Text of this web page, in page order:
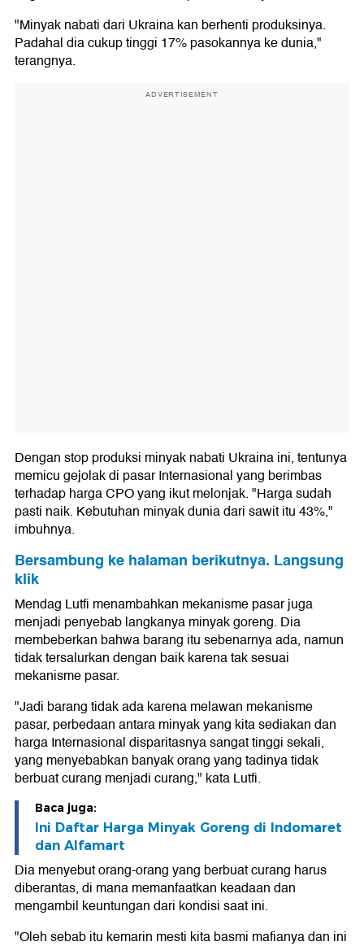
"Minyak nabati dari Ukraina kan berhenti produksinya.
Padahal dia cukup tinggi 17% pasokannya ke dunia,"
terangnya.
ADVERTISEMENT
Dengan stop produksi minyak nabati Ukraina ini, tentunya
memicu gejolak di pasar Internasional yang berimbas
terhadap harga CPO yang ikut melonjak. "Harga sudah
pasti naik. Kebutuhan minyak dunia dari sawit itu 43%,"
imbuhnya.
Bersambung ke halaman berikutnya. Langsung
klik
Mendag Lutfi menambahkan mekanisme pasar juga
menjadi penyebab langkanya minyak goreng. Dia
membeberkan bahwa barang itu sebenarnya ada, namun
tidak tersalurkan dengan baik karena tak sesuai
mekanisme pasar.
"Jadi barang tidak ada karena melawan mekanisme
pasar, perbedaan antara minyak yang kita sediakan dan
harga Internasional disparitasnya sangat tinggi sekali,
yang menyebabkan banyak orang yang tadinya tidak
berbuat curang menjadi curang," kata Lutfi.
Baca juga:
Ini Daftar Harga Minyak Goreng di Indomaret
dan Alfamart
Dia menyebut orang-orang yang berbuat curang harus
diberantas, di mana memanfaatkan keadaan dan
mengambil keuntungan dari kondisi saat ini.
"Oleh sebab itu kemarin mesti kita basmi mafianya dan ini